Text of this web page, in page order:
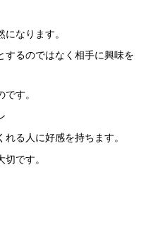
なります。
するのではなく相手に興味を
す。
る人に好感を持ちます。
です。